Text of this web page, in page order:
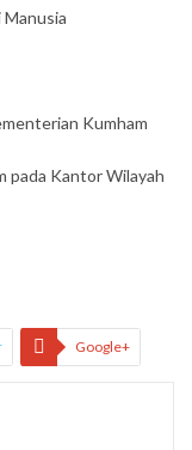
Kumham
pada Kantor Wilayah
Google+